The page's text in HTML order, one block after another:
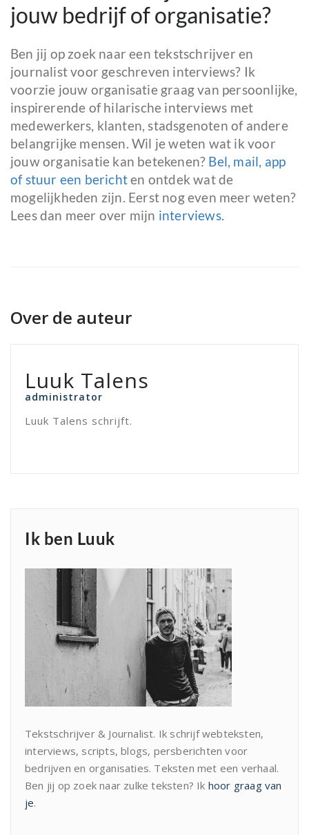
jouw bedrijf of organisatie?
Ben jij op zoek naar een tekstschrijver en
journalist voor geschreven interviews? Ik
voorzie jouw organisatie graag van persoonlijke,
inspirerende of hilarische interviews met
medewerkers, klanten, stadsgenoten of andere
belangrijke mensen. Wil je weten wat ik voor
jouw organisatie kan betekenen? Bel, mail, app
of stuur een berichten ontdek wat de
mogelijkheden zijn. Eerst nog even meer weten?
Lees dan meer over mijn interviews.
Over de auteur
Luuk Talens
administrator
Luuk Talens schrijft.
Ik ben Luuk
Tekstschrijver & Journalist. Ik schrijf webteksten,
interviews, scripts, blogs, persberichten voor
bedrijven en organisaties. Teksten met een verhaal.
Ben jij op zoek naar zulke teksten? Ik hoor graag van
je.